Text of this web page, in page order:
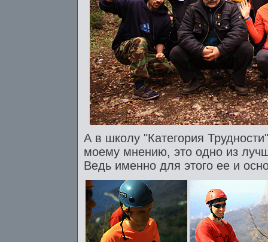
А в школу "Категория
моему мнению, это одно из
Ведь именно для этого ее и